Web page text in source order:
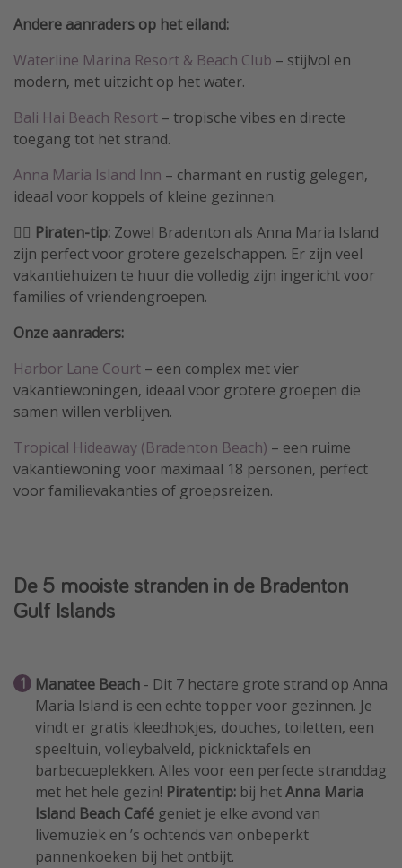
Andere aanraders op het eiland:
Waterline Marina Resort & Beach Club – stijlvol en
modern, met uitzicht op het water.
Bali Hai Beach Resort – tropische vibes en directe
toegang tot het strand.
Anna Maria Island Inn – charmant en rustig gelegen,
ideaal voor koppels of kleine gezinnen.
🏴‍☠️ Piraten-tip: Zowel Bradenton als Anna Maria Island
zijn perfect voor grotere gezelschappen. Er zijn veel
vakantiehuizen te huur die volledig zijn ingericht voor
families of vriendengroepen.
Onze aanraders:
Harbor Lane Court – een complex met vier
vakantiewoningen, ideaal voor grotere groepen die
samen willen verblijven.
Tropical Hideaway (Bradenton Beach) – een ruime
vakantiewoning voor maximaal 18 personen, perfect
voor familievakanties of groepsreizen.
De 5 mooiste stranden in de Bradenton
Gulf Islands
Manatee Beach - Dit 7 hectare grote strand op Anna
Maria Island is een echte topper voor gezinnen. Je
vindt er gratis kleedhokjes, douches, toiletten, een
speeltuin, volleybalveld, picknicktafels en
barbecueplekken. Alles voor een perfecte stranddag
met het hele gezin! Piratentip: bij hetAnna Maria
Island Beach Café geniet je elke avond van
livemuziek en ’s ochtends van onbeperkt
pannenkoeken bij het ontbijt.